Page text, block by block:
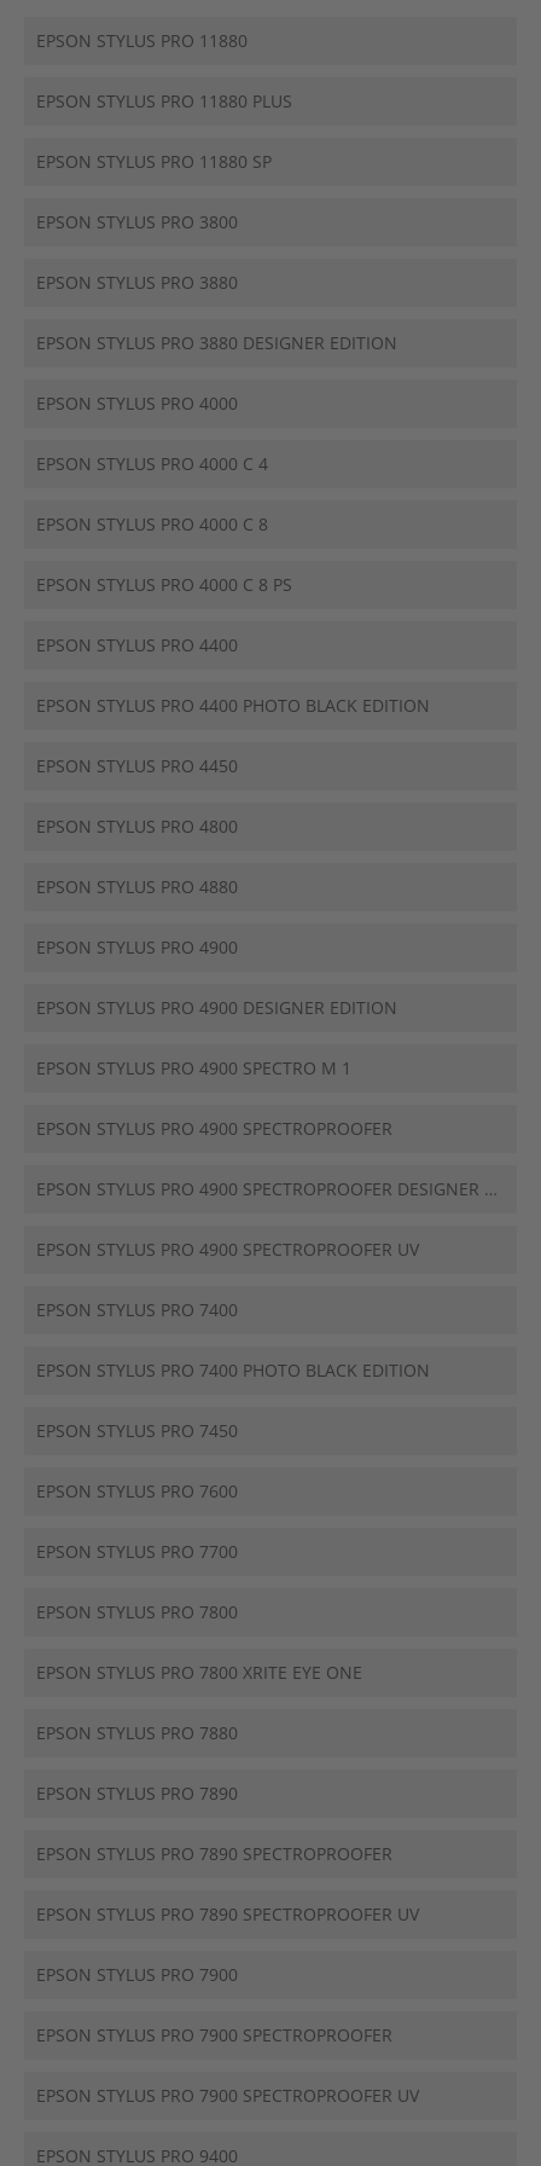
EPSON STYLUS PRO 11880
EPSON STYLUS PRO 11880 PLUS
EPSON STYLUS PRO 11880 SP
EPSON STYLUS PRO 3800
EPSON STYLUS PRO 3880
EPSON STYLUS PRO 3880 DESIGNER EDITION
EPSON STYLUS PRO 4000
EPSON STYLUS PRO 4000 C 4
EPSON STYLUS PRO 4000 C 8
EPSON STYLUS PRO 4000 C 8 PS
EPSON STYLUS PRO 4400
EPSON STYLUS PRO 4400 PHOTO BLACK EDITION
EPSON STYLUS PRO 4450
EPSON STYLUS PRO 4800
EPSON STYLUS PRO 4880
EPSON STYLUS PRO 4900
EPSON STYLUS PRO 4900 DESIGNER EDITION
EPSON STYLUS PRO 4900 SPECTRO M 1
EPSON STYLUS PRO 4900 SPECTROPROOFER
EPSON STYLUS PRO 4900 SPECTROPROOFER DESIGNER
EPSON STYLUS PRO 4900 SPECTROPROOFER UV
EPSON STYLUS PRO 7400
EPSON STYLUS PRO 7400 PHOTO BLACK EDITION
EPSON STYLUS PRO 7450
EPSON STYLUS PRO 7600
EPSON STYLUS PRO 7700
EPSON STYLUS PRO 7800
EPSON STYLUS PRO 7800 XRITE EYE ONE
EPSON STYLUS PRO 7880
EPSON STYLUS PRO 7890
EPSON STYLUS PRO 7890 SPECTROPROOFER
EPSON STYLUS PRO 7890 SPECTROPROOFER UV
EPSON STYLUS PRO 7900
EPSON STYLUS PRO 7900 SPECTROPROOFER
EPSON STYLUS PRO 7900 SPECTROPROOFER UV
EPSON STYLUS PRO 9400